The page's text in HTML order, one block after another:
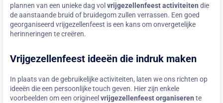
plannen van een unieke dag vol vrijgezellenfeest activiteiten die
de aanstaande bruid of bruidegom zullen verrassen. Een goed
georganiseerd vrijgezellenfeest is een kans om onvergetelijke
herinneringen te creëren.
Vrijgezellenfeest ideeën die indruk maken
In plaats van de gebruikelijke activiteiten, laten we ons richten op
ideeën die een persoonlijke touch geven. Hier zijn enkele
voorbeelden om een origineel vrijgezellenfeest organiseren te